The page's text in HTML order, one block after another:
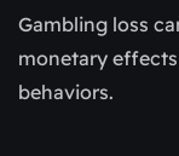
Gambling loss
monetary
behaviors.